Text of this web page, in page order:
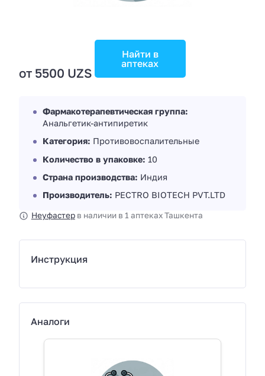
от 5500 UZS
Найти в
аптеках
Фармакотерапевтическая группа:
Анальгетик-антипиретик
Категория: Противовоспалительные
Количество в упаковке: 10
Страна производства: Индия
Производитель: РECTRO BIOTECH PVT.LTD
Неуфастерв наличии в 1 аптеках Ташкента
Инструкция
Аналоги